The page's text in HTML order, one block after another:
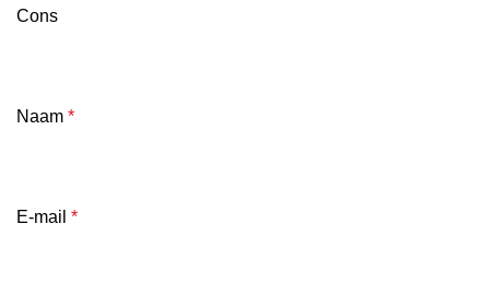
Cons
Naam *
E-mail *